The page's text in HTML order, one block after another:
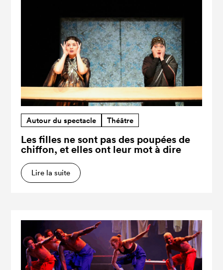
Autour du spectacle Théâtre
Les filles ne sont pas des poupées de
chiffon, et elles ont leur mot à dire
Lire la suite